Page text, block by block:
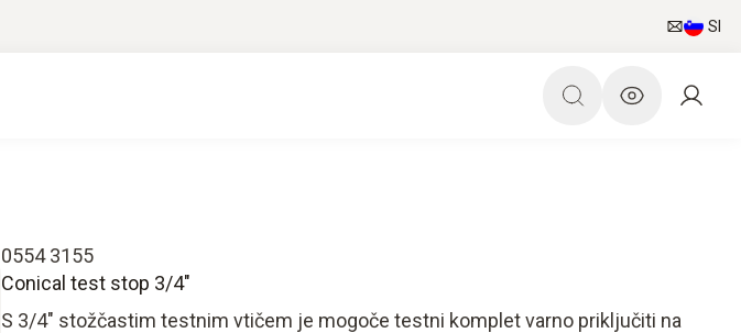
SI
0554 3155
Conical test stop 3/4"
S 3/4" stožčastim testnim vtičem je mogoče testni komplet varno priključiti na